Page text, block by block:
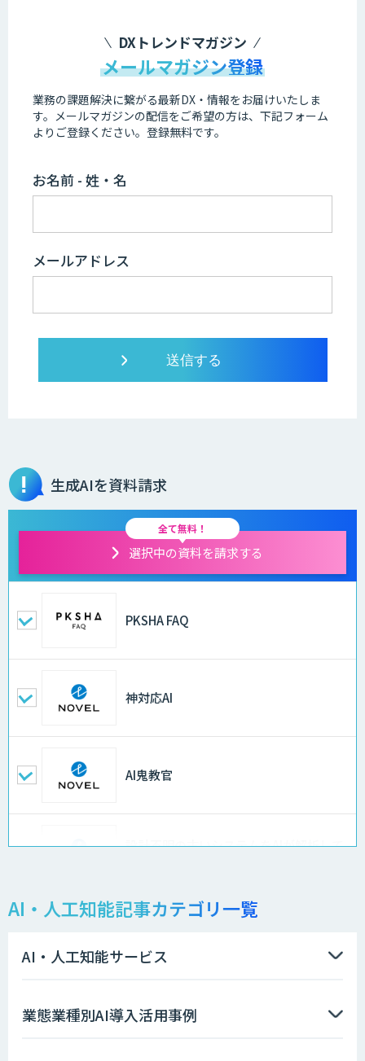
DXトレンドマガジン
メールマガジン登録
業務の課題解決に繋がる最新DX・情報をお届けいたしま
す。 メールマガジンの配信をご希望の方は、下記フォーム
よりご登録ください。登録無料です。
お名前 - 姓・名
メールアドレス
生成AIを資料請求
全て無料！
選択中の資料を請求する
PKSHA FAQ
神対応AI
AI鬼教官
設計不明の古いシステムをAIが解析して
AIエージェント開発支援
AI・人工知能記事カテゴリ一覧
AI・人工知能サービス
業態業種別AI導入活用事例